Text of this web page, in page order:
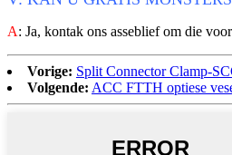
A: Ja, kontak ons ​​asseblief om die
Vorige: Split Connector Clamp-
Volgende: ACC FTTH optiese